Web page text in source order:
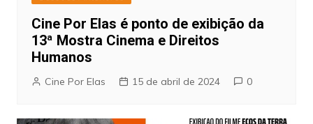
Cine Por Elas é ponto de exibição da
13ª Mostra Cinema e Direitos
Humanos
Cine Por Elas 15 de abril de 2024 0